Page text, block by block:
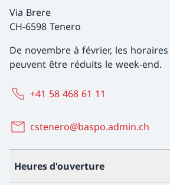
Via Brere
CH-6598 Tenero
De novembre à février, les
peuvent être réduits le week-end.
+41 58 468 61 11
cstenero@baspo.admin.ch
Heures d'ouverture